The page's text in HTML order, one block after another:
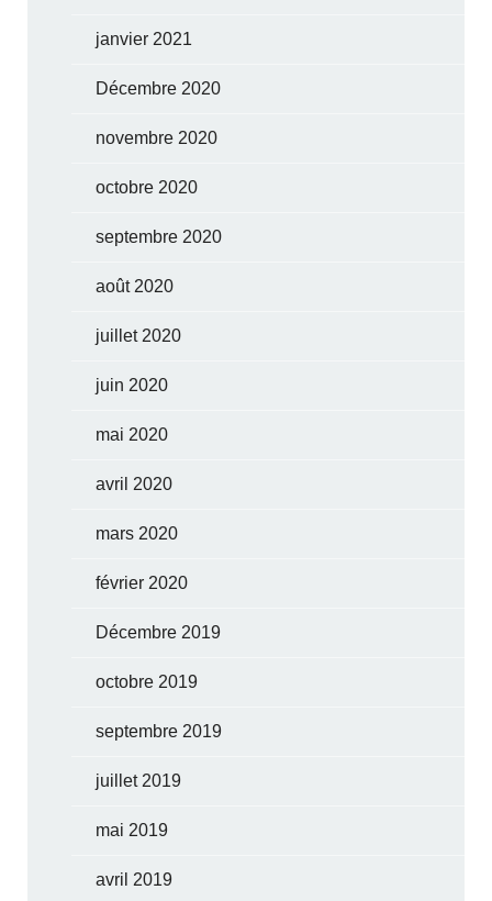
janvier 2021
Décembre 2020
novembre 2020
octobre 2020
septembre 2020
août 2020
juillet 2020
juin 2020
mai 2020
avril 2020
mars 2020
février 2020
Décembre 2019
octobre 2019
septembre 2019
juillet 2019
mai 2019
avril 2019